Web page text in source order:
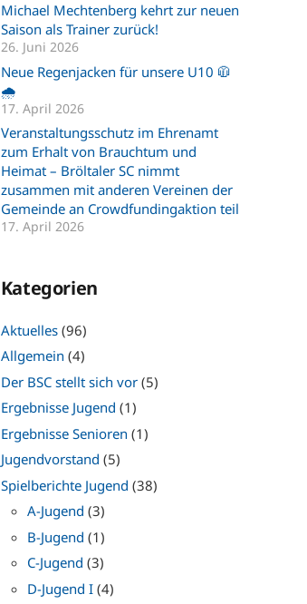
Michael Mechtenberg kehrt zur neuen
Saison als Trainer zurück!
26. Juni 2026
Neue Regenjacken für unsere U10 🧥
🌧️
17. April 2026
Veranstaltungsschutz im Ehrenamt
zum Erhalt von Brauchtum und
Heimat – Bröltaler SC nimmt
zusammen mit anderen Vereinen der
Gemeinde an Crowdfundingaktion teil
17. April 2026
Kategorien
Aktuelles(96)
Allgemein (4)
Der BSC stellt sich vor(5)
Ergebnisse Jugend (1)
Ergebnisse Senioren (1)
Jugendvorstand (5)
Spielberichte Jugend (38)
A-Jugend (3)
B-Jugend (1)
C-Jugend (3)
D-Jugend I(4)